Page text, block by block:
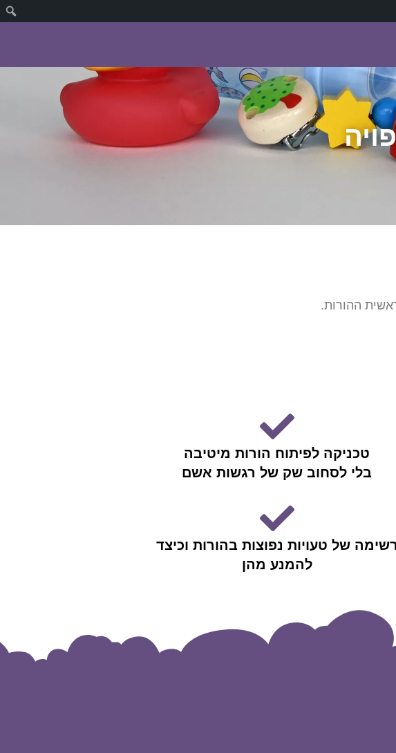
ההורות.
טכניקה לפיתוח הורות מיטיבה
בלי לסחוב שק של רגשות אשם
רשימה של טעויות נפוצות בהורות וכיצד
להמנע מהן